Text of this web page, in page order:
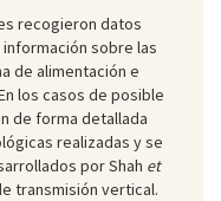
recogieron datos
sobre las
de alimentación e
los casos de posible
de forma detallada
realizadas y se
por Shah et
transmisión vertical.